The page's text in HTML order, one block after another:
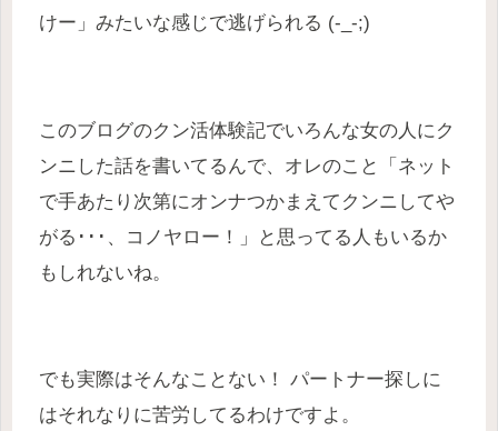
けー」みたいな感じで逃げられる (-_-;)
このブログのクン活体験記でいろんな女の人にク
ンニした話を書いてるんで、オレのこと「ネット
で手あたり次第にオンナつかまえてクンニしてや
がる･･･、コノヤロー！」と思ってる人もいるか
もしれないね。
でも実際はそんなことない！ パートナー探しに
はそれなりに苦労してるわけですよ。